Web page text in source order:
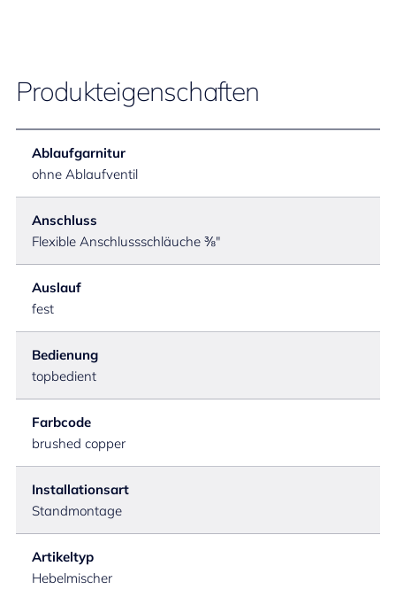
Produkteigenschaften
Ablaufgarnitur
ohne Ablaufventil
Anschluss
Flexible Anschlussschläuche ⅜"
Auslauf
fest
Bedienung
topbedient
Farbcode
brushed copper
Installationsart
Standmontage
Artikeltyp
Hebelmischer